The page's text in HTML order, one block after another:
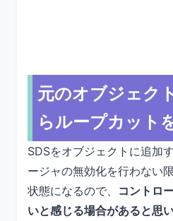
元のオブジェク
らループカット
SDSをオブジェクトに追加
ージャの無効化を行わない
状態になるので、 コントロ
いと感じる場合があると思い